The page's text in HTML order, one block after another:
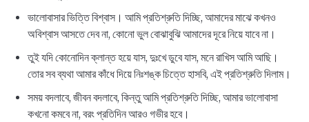
ভালোবাসার ভিত্তি বিশ্বাস। আমি প্রতিশ্রুতি দিচ্ছি, আমাদের মাঝে কখনও
অবিশ্বাস আসতে দেব না, কোনো ভুল বোঝাবুঝি আমাদের দূরে নিয়ে যাবে না।
তুই যদি কোনোদিন ক্লান্ত হয়ে যাস, দুঃখে ডুবে যাস, মনে রাখিস আমি আছি।
তোর সব ব্যথা আমার কাঁধে দিয়ে নিঃশঙ্ক চিত্তে হাসবি, এই প্রতিশ্রুতি দিলাম।
সময় বদলাবে, জীবন বদলাবে, কিন্তু আমি প্রতিশ্রুতি দিচ্ছি, আমার ভালোবাসা
কখনো কমবে না, বরং প্রতিদিন আরও গভীর হবে।